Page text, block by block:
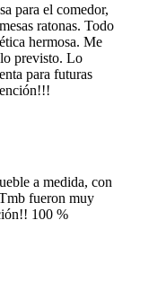
para el comedor,
ratonas. Todo
hermosa. Me
previsto. Lo
para futuras
a medida, con
fueron muy
100 %